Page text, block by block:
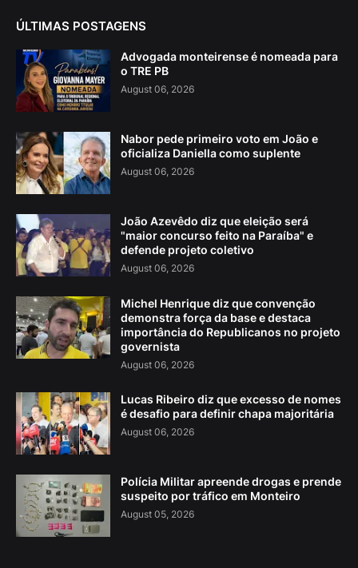
ÚLTIMAS POSTAGENS
Advogada monteirense é nomeada para
o TRE PB
August 06, 2026
Nabor pede primeiro voto em João e
oficializa Daniella como suplente
August 06, 2026
João Azevêdo diz que eleição será
"maior concurso feito na Paraíba" e
defende projeto coletivo
August 06, 2026
Michel Henrique diz que convenção
demonstra força da base e destaca
importância do Republicanos no projeto
governista
August 06, 2026
Lucas Ribeiro diz que excesso de nomes
é desafio para definir chapa majoritária
August 06, 2026
Polícia Militar apreende drogas e prende
suspeito por tráfico em Monteiro
August 05, 2026